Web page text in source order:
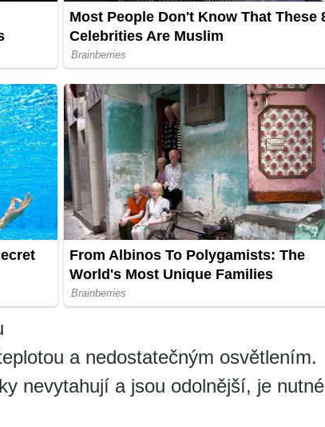
a nedostatečným osvětlením.
nevytahují a jsou odolnější, je nutné